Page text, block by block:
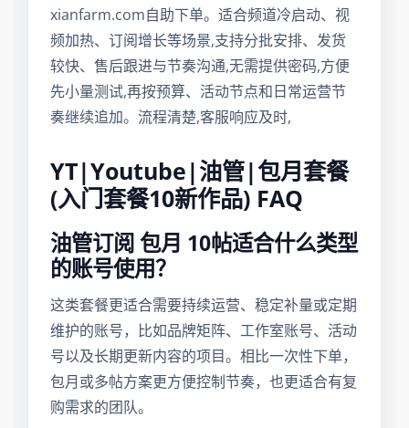
xianfarm.com自助下单。适合频道冷启动、视
频加热、订阅增长等场景,支持分批安排、发货
较快、售后跟进与节奏沟通,无需提供密码,方便
先小量测试,再按预算、活动节点和日常运营节
奏继续追加。流程清楚,客服响应及时,
YT|Youtube|油管|包月套餐
(入门套餐10新作品) FAQ
油管订阅 包月 10帖适合什么类型
的账号使用？
这类套餐更适合需要持续运营、稳定补量或定期
维护的账号，比如品牌矩阵、工作室账号、活动
号以及长期更新内容的项目。相比一次性下单，
包月或多帖方案更方便控制节奏，也更适合有复
购需求的团队。